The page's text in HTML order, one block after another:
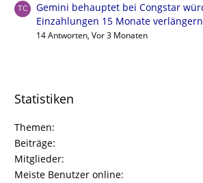
Gemini behauptet bei Congstar
Einzahlungen 15 Monate
14 Antworten, Vor 3 Monaten
Statistiken
Themen
Beiträge
Mitglieder
Meiste Benutzer online